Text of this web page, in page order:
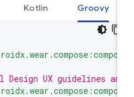
Groovy
Kotlin
Design UX guidelines